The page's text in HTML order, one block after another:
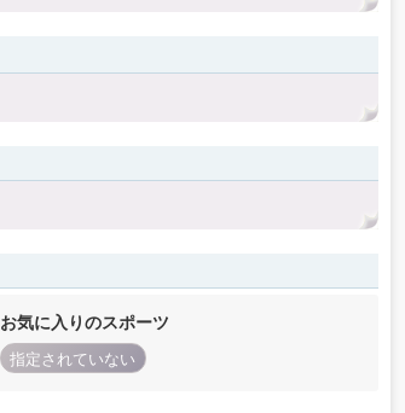
お気に入りのスポーツ
指定されていない